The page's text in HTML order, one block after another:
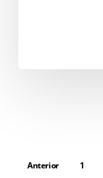
Anterior 1